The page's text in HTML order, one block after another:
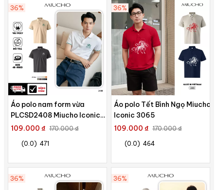
36%
Áo polo nam form vừa
PLCSD2408 Miucho Iconic
phong cách basic chất liệu
109.000 ₫ 170.000 ₫
(0.0) 471
36%
Áo polo Tết Bình Ngọ Miucho
Iconic 3065
109.000 ₫ 170.000 ₫
(0.0) 464
36% 36%